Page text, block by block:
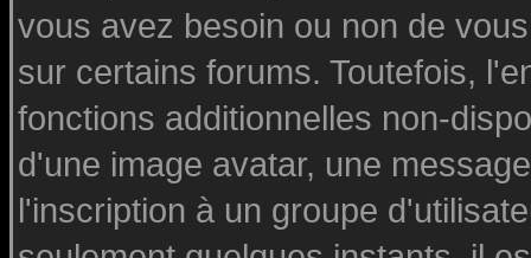
vous avez besoin ou non de
sur certains forums. Toutefois,
fonctions additionnelles non-
d'une image avatar, une
l'inscription à un groupe